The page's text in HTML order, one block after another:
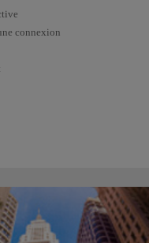
connexion